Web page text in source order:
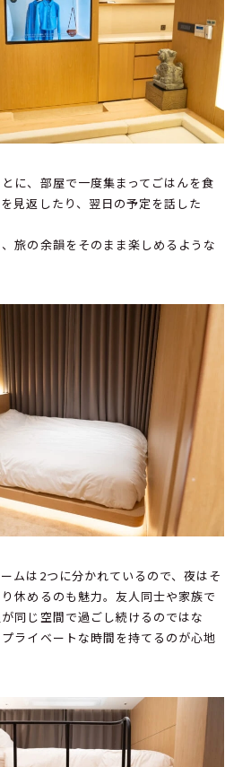
に、部屋で一度集まってごはんを食
見返したり、翌日の予定を話した
旅の余韻をそのまま楽しめるような
ムは2つに分かれているので、夜はそ
休めるのも魅力。友人同士や家族で
同じ空間で過ごし続けるのではな
ライベートな時間を持てるのが心地